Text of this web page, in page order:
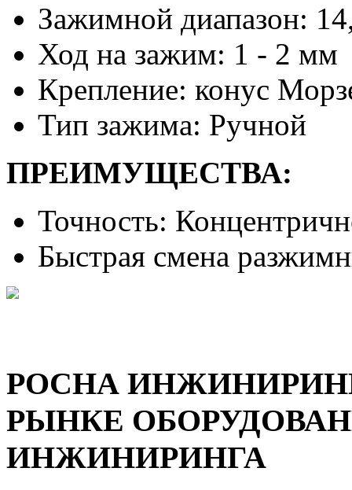
Зажимной диапазон:
Ход на зажим: 1 - 2 мм
Крепление: конус
Тип зажима: Ручной
ПРЕИМУЩЕСТВА:
Точность:
Быстрая смена
РОСНА
РЫНКЕ
ИНЖИНИРИНГА